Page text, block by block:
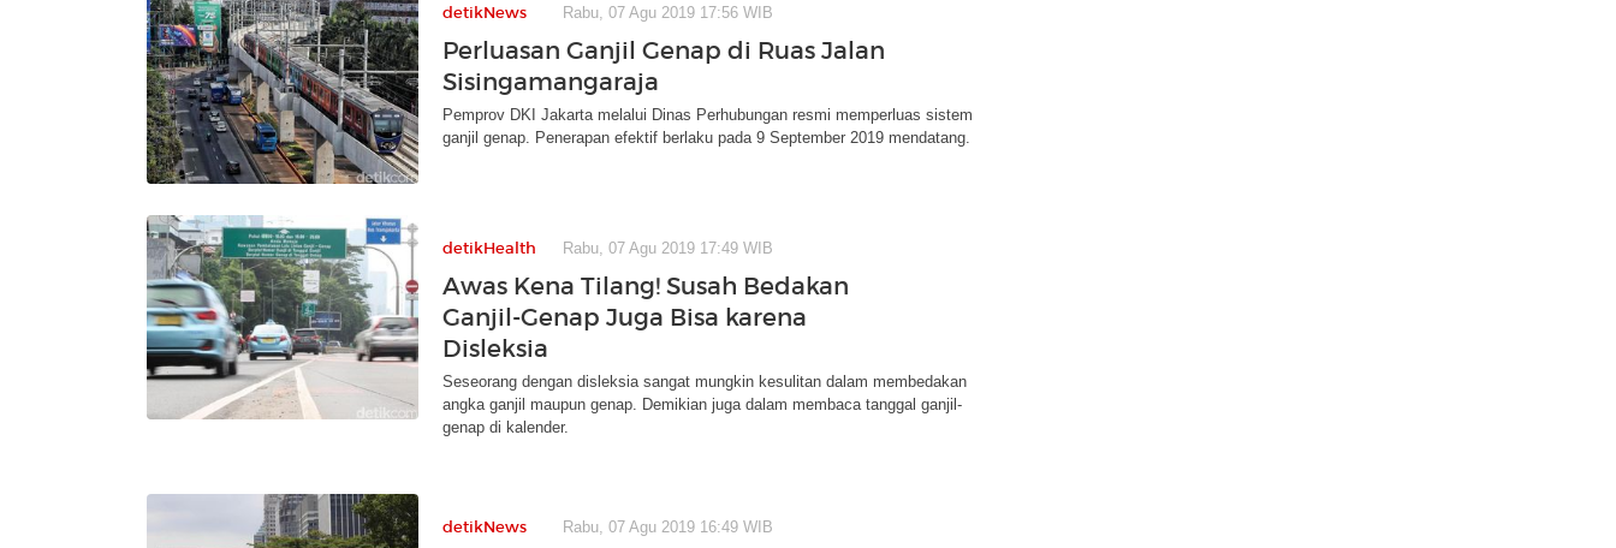
detikNews Rabu, 07 Agu 2019 17:56 WIB
Perluasan Ganjil Genap di Ruas Jalan
Sisingamangaraja
Pemprov DKI Jakarta melalui Dinas Perhubungan resmi memperluas sistem
ganjil genap. Penerapan efektif berlaku pada 9 September 2019 mendatang.
detikHealth Rabu, 07 Agu 2019 17:49 WIB
Awas Kena Tilang! Susah Bedakan
Ganjil-Genap Juga Bisa karena
Disleksia
Seseorang dengan disleksia sangat mungkin kesulitan dalam membedakan
angka ganjil maupun genap. Demikian juga dalam membaca tanggal ganjil-
genap di kalender.
detikNews Rabu, 07 Agu 2019 16:49 WIB